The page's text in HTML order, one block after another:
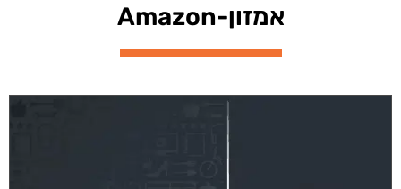
אמזון-Amazon